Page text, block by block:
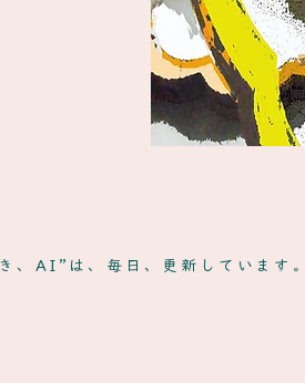
、AI”は、毎日、更新しています。